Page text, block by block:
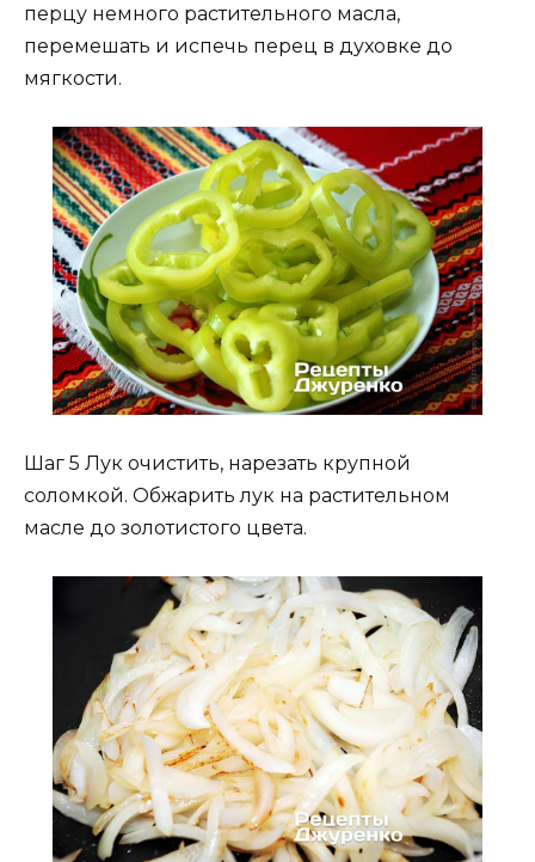
перцу немного растительного масла,
перемешать и испечь перец в духовке до
мягкости.
Шаг 5 Лук очистить, нарезать крупной
соломкой. Обжарить лук на растительном
масле до золотистого цвета.